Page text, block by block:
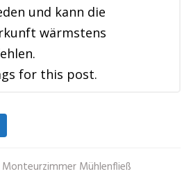
und kann die
wärmstens
for this post.
Monteurzimmer Mühlenfließ